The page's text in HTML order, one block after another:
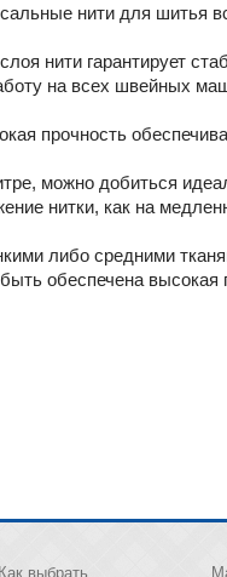
нити для шитья
нити гарантирует
на всех швейных
прочность
можно добиться
нитки, как на
либо средними
обеспечена высокая
Как выбрать